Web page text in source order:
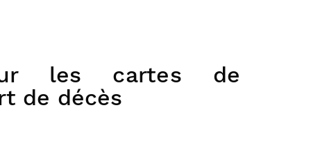
les cartes de
de décès